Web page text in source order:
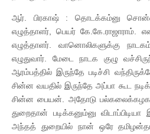
ஆர். பிரகாஷ் : தொடக்கம்னு
எழுத்தாளர், பெயர் கே.கே.ராஜாராம்.
எழுத்தாளர். வானொலிகளுக்கு
எழுதுவார். மேடை நாடக குழு
ஆரம்பத்தில் இருந்தே படிச்சி
சின்ன வயதில் இருந்தே அப்பா கூட
சின்ன பையன். அதோடு
துறைதான் படிக்கனும்னு
அந்தத் துறையில் நான் ஒரே